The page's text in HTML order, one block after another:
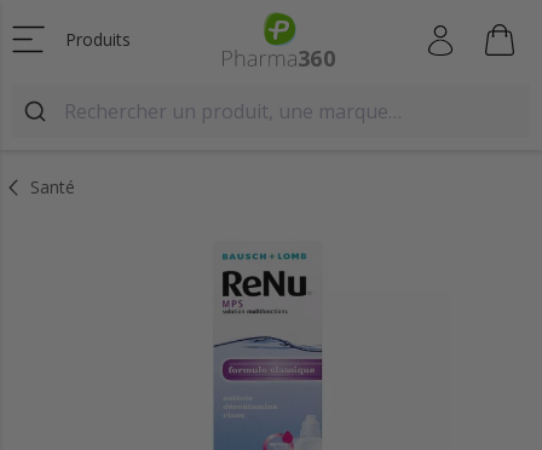
Produits
Santé